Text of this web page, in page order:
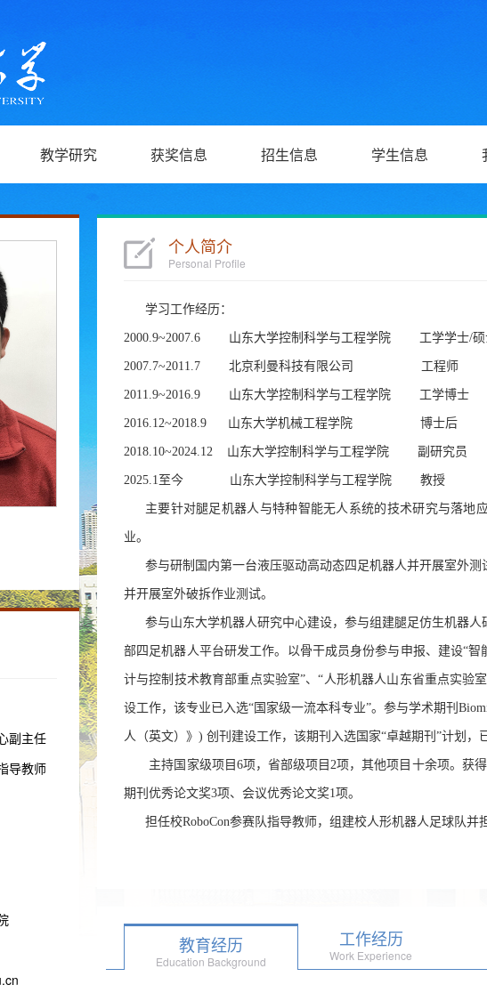
教学研究 获奖信息 招生信息 学生信息
副主任
导教师
个人简介
Personal Profile
学习工作经历：
2000.9~2007.6 山东大学控制科学与工程学院 工学学士/硕
2007.7~2011.7 北京利曼科技有限公司 工程师
2011.9~2016.9 山东大学控制科学与工程学院 工学博士
2016.12~2018.9 山东大学机械工程学院 博士后
2018.10~2024.12 山东大学控制科学与工程学院 副研究员
2025.1至今 山东大学控制科学与工程学院 教授
主要针对腿足机器人与特种智能无人系统的技术研究与落地
业。
参与研制国内第一台液压驱动高动态四足机器人并开展室外测
并开展室外破拆作业测试。
参与山东大学机器人研究中心建设，参与组建腿足仿生机器人
部四足机器人平台研发工作。 以骨干成员身份参与申报、建设“
计与控制技术教育部重点实验室”、“人形机器人山东省重点实验室
设工作，该专业已入选“国家级一流本科专业”。 参与学术期刊
人（英文）》) 创刊建设工作，该期刊入选国家“卓越期刊”计划，
主持国家级项目6项，省部级项目2项，其他项目十余项。获得
期刊优秀论文奖3项、会议优秀论文奖1项。
担任校RoboCon参赛队指导教师，组建校人形机器人足球队并
教育经历
Education Background
工作经历
Work Experience